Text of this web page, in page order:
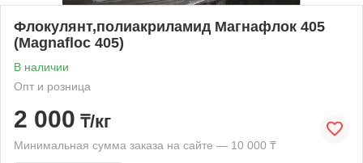
Флокулянт,полиакриламид Магнафлок 405
(Magnafloc 405)
В наличии
Опт и розница
2 000 ₸/кг
Минимальная сумма заказа на сайте — 10 000 ₸